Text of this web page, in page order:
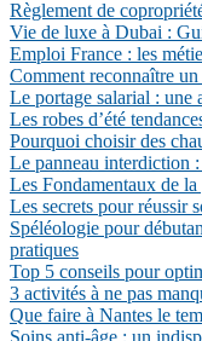
Règlement de
Vie de luxe à Dubai :
Emploi France : les
Comment reconnaître
Le portage salarial : une
Les robes d’été
Pourquoi choisir des
Le panneau interdiction
Les Fondamentaux de
Les secrets pour réussir
Spéléologie pour
pratiques
Top 5 conseils pour
3 activités à ne pas
Que faire à Nantes le
Soins anti-âge : un